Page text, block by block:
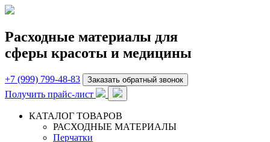
Расходные материалы для
сферы красоты и медицины
+7 (999) 799-48-83 Заказать обратный звонок
Получить прайс-лист
КАТАЛОГ ТОВАРОВ
РАСХОДНЫЕ МАТЕРИАЛЫ
Перчатки